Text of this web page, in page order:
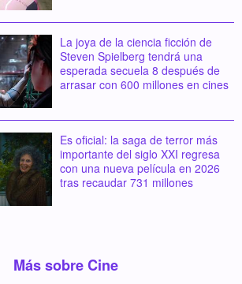
La joya de la ciencia ficción de
Steven Spielberg tendrá una
esperada secuela 8 después de
arrasar con 600 millones en cines
Es oficial: la saga de terror más
importante del siglo XXI regresa
con una nueva película en 2026
tras recaudar 731 millones
Más sobre Cine